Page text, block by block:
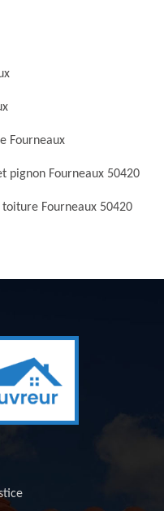
Fourneaux
pignon Fourneaux 50420
Fourneaux 50420